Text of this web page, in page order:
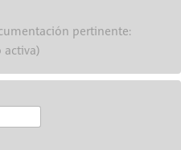
pertinente:
activa)